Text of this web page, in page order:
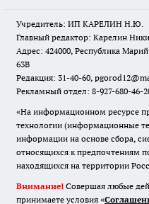
Учредитель: ИП КАРЕЛИН Н.Ю.
Главный редактор: Карелин
Адрес: 424000, Республика
63В
Редакция: 31-40-60,
Рекламный отдел: 8-927-680-46-
«На информационном ресурсе
технологии (информационные
информации на основе сбора,
относящихся к предпочтениям
находящихся на территории
Внимание! Совершая любые
принимаете условия «